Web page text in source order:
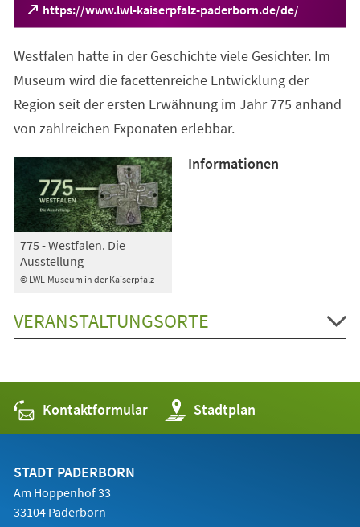
https://www.lwl-kaiserpfalz-paderborn.de/de/
(Öffnet
in
neuen
Westfalen hatte in der Geschichte viele Gesichter. Im
Museum wird die facettenreiche Entwicklung der
Region seit der ersten Erwähnung im Jahr 775 anhand
von zahlreichen Exponaten erlebbar.
© LWL-Museum in der Kaiserpfalz
775 - Westfalen. Die
Ausstellung
Informationen
VERANSTALTUNGSORTE
Kontaktformular Stadtplan
(Öffnet
in
einem
STADT PADERBORN
Am Hoppenhof 33
33104 Paderborn